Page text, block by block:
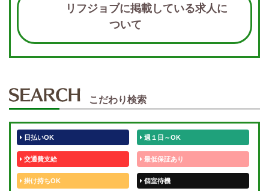
リフジョブに掲載している求人に
ついて
こだわり検索
日払いOK 週１日～OK
交通費支給 最低保証あり
掛け持ちOK 個室待機